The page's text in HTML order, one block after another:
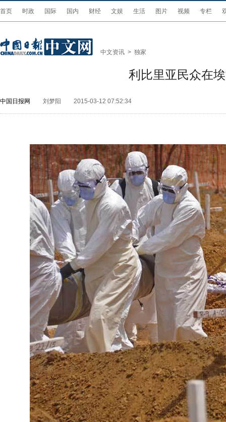
首页 时政 国际 国内 财经 文娱 生活 图片 视频 专栏
中文资讯 > 独家
利比里亚民众在
中国日报网 刘梦阳 2015-03-12 07:52:34